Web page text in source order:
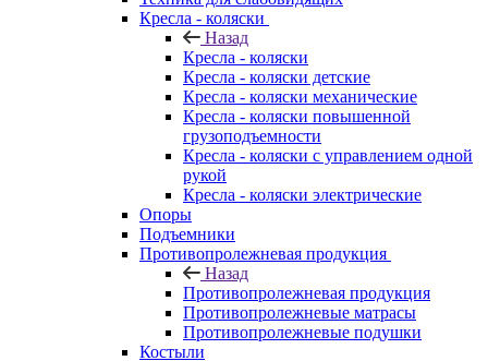
Кресла - коляски
Назад
Кресла - коляски
Кресла - коляски детские
Кресла - коляски механические
Кресла - коляски повышенной
грузоподъемности
Кресла - коляски с управлением одной
рукой
Кресла - коляски электрические
Опоры
Подъемники
Противопролежневая продукция
Назад
Противопролежневая продукция
Противопролежневые матрасы
Противопролежневые подушки
Костыли